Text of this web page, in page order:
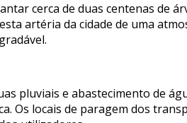
cerca de duas centenas de
artéria da cidade de uma
pluviais e abastecimento de
Os locais de paragem dos